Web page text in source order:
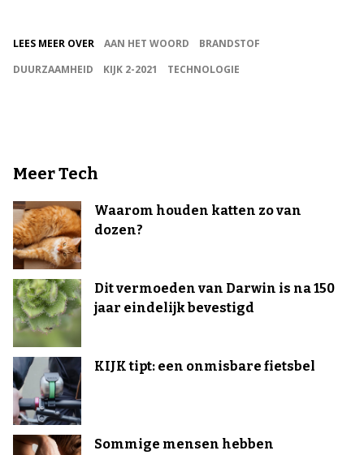
LEES MEER OVER AAN HET WOORD
BRANDSTOF
DUURZAAMHEID
KIJK 2-2021 TECHNOLOGIE
Meer Tech
Waarom houden katten zo van
dozen?
Dit vermoeden van Darwin is na 150
jaar eindelijk bevestigd
KIJK tipt: een onmisbare fietsbel
Sommige mensen hebben